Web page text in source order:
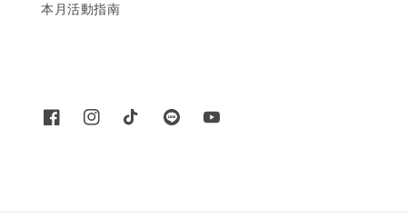
本月活動指南